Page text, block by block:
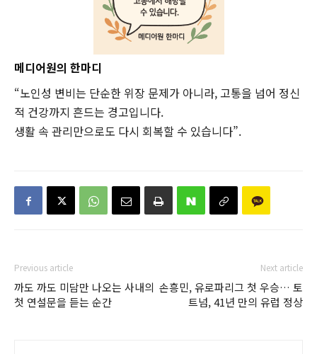
메디어원의 한마디
“노인성 변비는 단순한 위장 문제가 아니라, 고통을 넘어 정신
적 건강까지 흔드는 경고입니다.
생활 속 관리만으로도 다시 회복할 수 있습니다”.
Previous article
까도 까도 미담만 나오는 사내의
첫 연설문을 듣는 순간
Next article
손흥민, 유로파리그 첫 우승… 토
트넘, 41년 만의 유럽 정상